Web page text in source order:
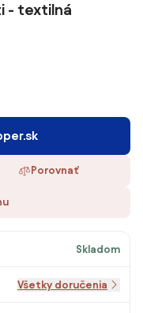
- textilná
Porovnať
Skladom
Všetky doručenia